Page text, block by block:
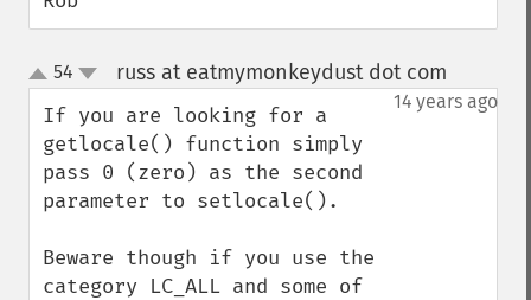
up
down
54 russ at eatmymonkeydust dot com
14 years ago
If you are looking for a
getlocale() function simply
pass 0 (zero) as the second
parameter to setlocale().
Beware though if you use the
category LC_ALL and some of